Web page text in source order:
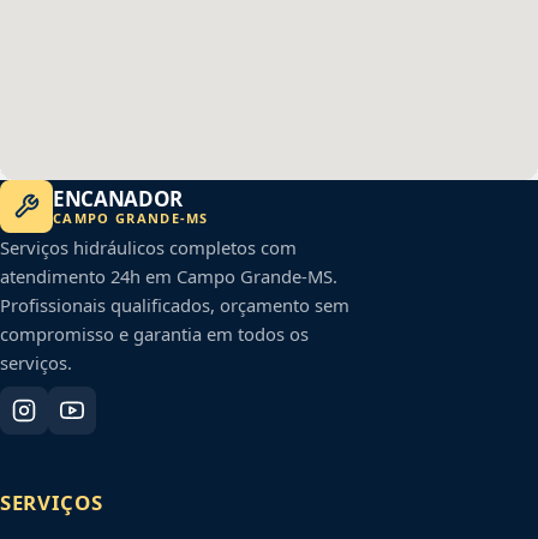
ENCANADOR
CAMPO GRANDE-MS
Serviços hidráulicos completos com
atendimento 24h em Campo Grande-MS.
Profissionais qualificados, orçamento sem
compromisso e garantia em todos os
serviços.
SERVIÇOS